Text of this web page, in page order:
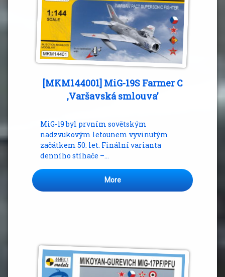
[MKM144001] MiG-19S Farmer C
,Varšavská smlouva’
MiG-19 byl prvním sovětským
nadzvukovým letounem vyvinutým
začátkem 50. let. Finální varianta
denního stíhače –…
More